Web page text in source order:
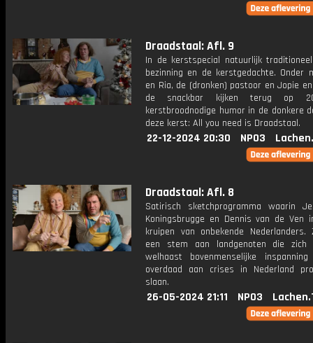
Draadstaal: Afl. 9
In de kerstspecial natuurlijk
bezinning en de kerstgedachte. Onder
en Ria, de (dronken) pastoor en Jopie
de snackbar kijken terug op
kerstbroodnodige humor in de donkere
deze kerst: All you need is Draadstaal.
22-12-2024 20:30 NPO3
Draadstaal: Afl. 8
Satirisch sketchprogramma waarin
Koningsbrugge en Dennis van de Ven
kruipen van onbekende Nederlanders.
een stem aan landgenoten die
welhaast bovenmenselijke
overdaad aan crises in Nederland
slaan.
26-05-2024 21:11 NPO3